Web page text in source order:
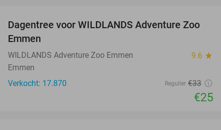
24%
Dagentree voor WILDLANDS Adventure Zoo
Emmen
WILDLANDS Adventure Zoo Emmen 9.6 star
Emmen
Verkocht: 17.870
Regulier €33
€25